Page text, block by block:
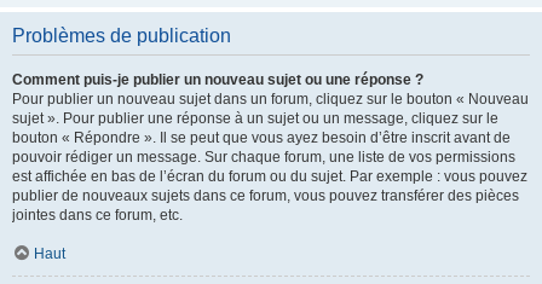
Problèmes de publication
Comment puis-je publier un nouveau sujet ou une réponse ?
Pour publier un nouveau sujet dans un forum, cliquez sur le bouton « Nouveau
sujet ». Pour publier une réponse à un sujet ou un message, cliquez sur le
bouton « Répondre ». Il se peut que vous ayez besoin d’être inscrit avant de
pouvoir rédiger un message. Sur chaque forum, une liste de vos permissions
est affichée en bas de l’écran du forum ou du sujet. Par exemple : vous pouvez
publier de nouveaux sujets dans ce forum, vous pouvez transférer des pièces
jointes dans ce forum, etc.
Haut